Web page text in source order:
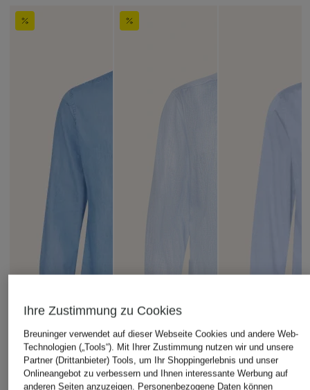
Ihre Zustimmung zu Cookies
Breuninger verwendet auf dieser Webseite Cookies und andere Web-
Technologien („Tools“). Mit Ihrer Zustimmung nutzen wir und unsere
Partner (Drittanbieter) Tools, um Ihr Shoppingerlebnis und unser
Onlineangebot zu verbessern und Ihnen interessante Werbung auf
anderen Seiten anzuzeigen. Personenbezogene Daten können